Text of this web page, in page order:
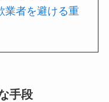
業者を避ける重
手段